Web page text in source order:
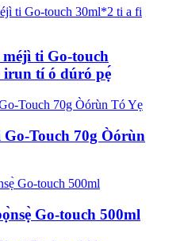
ti Go-touch
irun tí ó dúró pẹ́
Go-Touch 70g Òórùn
Go-touch 500ml